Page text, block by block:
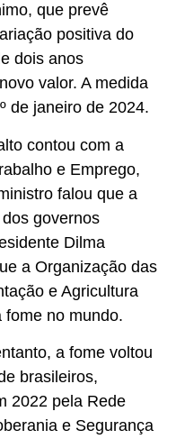
que prevê
positiva do
dois anos
valor. A medida
de janeiro de 2024.
contou com a
e Emprego,
falou que a
governos
Dilma
a Organização das
e Agricultura
fome no mundo.
a fome voltou
brasileiros,
2022 pela Rede
e Segurança